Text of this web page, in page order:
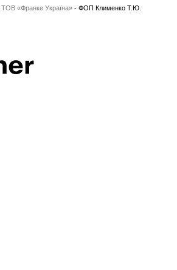
ТОВ «Франке Україна»- ФОП Клименко Т.Ю.